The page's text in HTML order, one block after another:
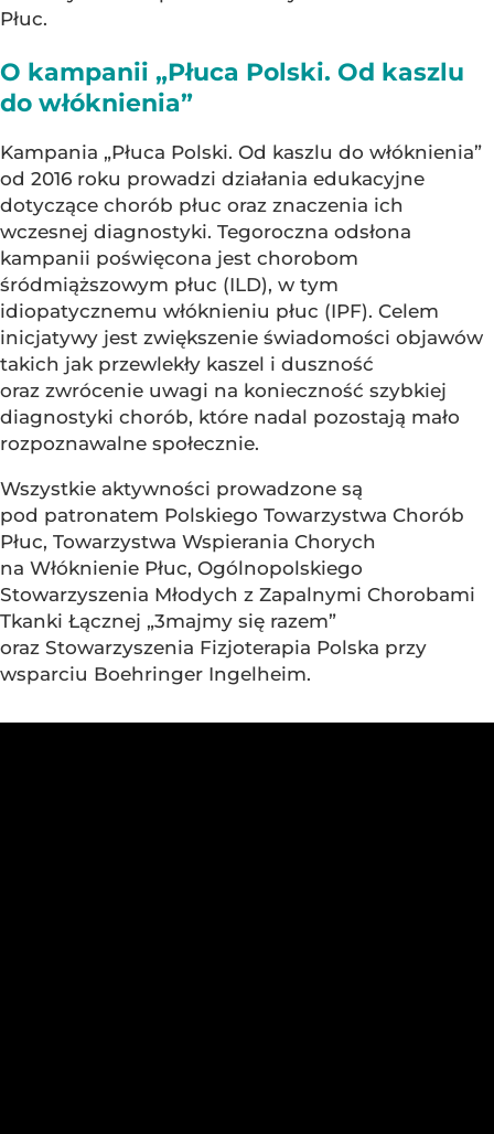
Płuc.
O kampanii „Płuca Polski. Od kaszlu
do włóknienia”
Kampania „Płuca Polski. Od kaszlu do włóknienia”
od 2016 roku prowadzi działania edukacyjne
dotyczące chorób płuc oraz znaczenia ich
wczesnej diagnostyki. Tegoroczna odsłona
kampanii poświęcona jest chorobom
śródmiąższowym płuc (ILD), w tym
idiopatycznemu włóknieniu płuc (IPF). Celem
inicjatywy jest zwiększenie świadomości objawów
takich jak przewlekły kaszel i duszność
oraz zwrócenie uwagi na konieczność szybkiej
diagnostyki chorób, które nadal pozostają mało
rozpoznawalne społecznie.
Wszystkie aktywności prowadzone są
pod patronatem Polskiego Towarzystwa Chorób
Płuc, Towarzystwa Wspierania Chorych
na Włóknienie Płuc, Ogólnopolskiego
Stowarzyszenia Młodych z Zapalnymi Chorobami
Tkanki Łącznej „3majmy się razem”
oraz Stowarzyszenia Fizjoterapia Polska przy
wsparciu Boehringer Ingelheim.